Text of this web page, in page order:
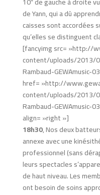
de Yann, qui a dû
caisses sont accordées
qu’elles se distinguent
[fancyimg src= »http://
content/uploads/2013/
Rambaud-GEWAmusic-
href= »http://
content/uploads/2013/
Rambaud-GEWAmusic-
align= »right »]
18h30, Nos deux
annexe avec une
professionnel (sans
leurs spectacles
de haut niveau. Les
ont besoin de soins